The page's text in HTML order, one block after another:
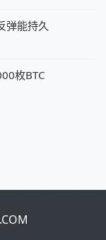
弹能持久
枚BTC